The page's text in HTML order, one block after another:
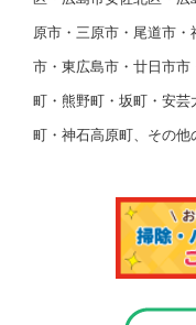
原市・三原市・尾道市
市・東広島市・廿日市市
町・熊野町・坂町・安
町・神石高原町、その他